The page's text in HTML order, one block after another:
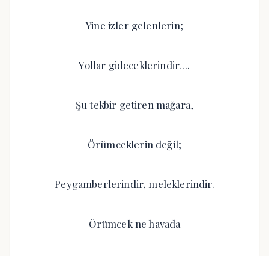
Yine izler gelenlerin;
Yollar gideceklerindir….
Şu tekbir getiren mağara,
Örümceklerin değil;
Peygamberlerindir, meleklerindir.
Örümcek ne havada